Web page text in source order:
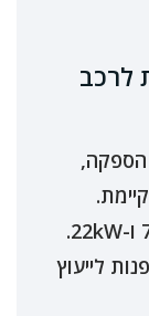
לרכב
עמדות ביתיות נפוצות הן 7kW, 11kW ו-22kW.
לייעוץ